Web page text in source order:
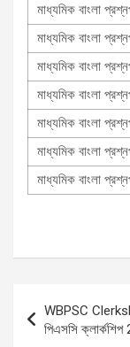
মাধ্যমিক বাংলা
মাধ্যমিক বাংলা
মাধ্যমিক বাংলা
মাধ্যমিক বাংলা
মাধ্যমিক বাংলা
মাধ্যমিক বাংলা
মাধ্যমিক বাংলা
navigation
WBPSC
পিএসসি